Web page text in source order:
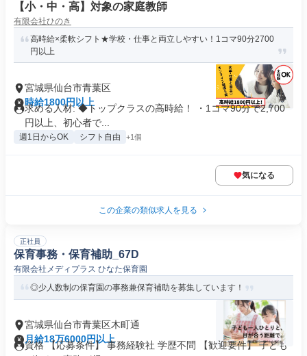
【小・中・高】対象の家庭教師
有限会社ひのき
高時給×柔軟シフト★学校・仕事と両立しやすい！1コマ90分2700
円以上
宮城県仙台市青葉区
時給1800円以上
求める人材: ◆トップクラスの高時給！ ・1コマ90分で2,700
円以上、初心者で...
週1日からOK シフト自由 +1個
気になる
この企業の類似求人を見る
正社員
保育事務・保育補助_67D
有限会社メディプラス ひなた保育園
◎少人数制の保育園の事務兼保育補助を募集しています！
宮城県仙台市青葉区木町通
月給18万6000円以上
資格 【応募条件】 事務経験社 学歴不問 【歓迎要件】 子ども